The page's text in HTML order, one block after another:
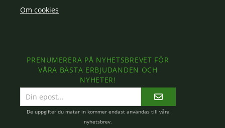
Om cookies
PRENUMERERA PÅ NYHETSBREVET FÖR
VÅRA BÄSTA ERBJUDANDEN OCH
NYHETER!
postadress
De uppgifter du matar in kommer endast användas till våra
nyhetsbrev.